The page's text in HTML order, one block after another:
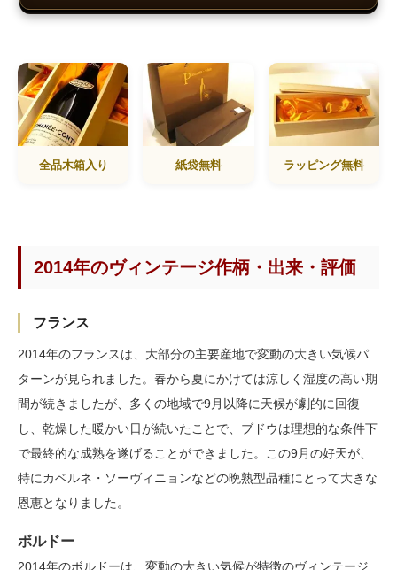
全品木箱入り 紙袋無料 ラッピング無料
2014年のヴィンテージ作柄・出来・評価
フランス
2014年のフランスは、大部分の主要産地で変動の大きい気候パ
ターンが見られました。春から夏にかけては涼しく湿度の高い期
間が続きましたが、多くの地域で9月以降に天候が劇的に回復
し、乾燥した暖かい日が続いたことで、ブドウは理想的な条件下
で最終的な成熟を遂げることができました。この9月の好天が、
特にカベルネ・ソーヴィニョンなどの晩熟型品種にとって大きな
恩恵となりました。
ボルドー
2014年のボルドーは、変動の大きい気候が特徴のヴィンテージ